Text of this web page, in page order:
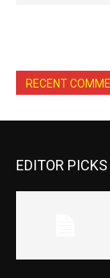
RECENT
EDITOR PICKS